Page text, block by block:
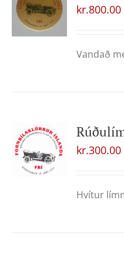
kr.800.00
Vandað
kr.300.00
Hvítur